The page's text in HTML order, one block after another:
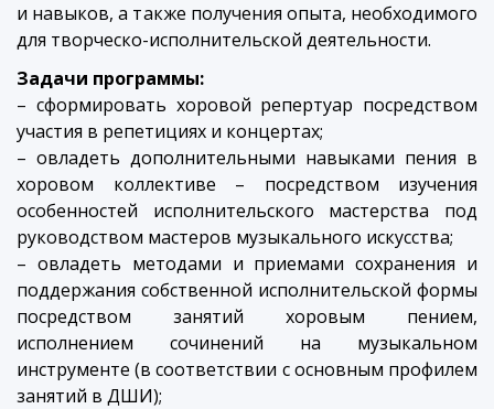
и навыков, а также получения опыта, необходимого
для творческо-исполнительской деятельности.
Задачи программы:
– сформировать хоровой репертуар посредством
участия в репетициях и концертах;
– овладеть дополнительными навыками пения в
хоровом коллективе – посредством изучения
особенностей исполнительского мастерства под
руководством мастеров музыкального искусства;
– овладеть методами и приемами сохранения и
поддержания собственной исполнительской формы
посредством занятий хоровым пением,
исполнением сочинений на музыкальном
инструменте (в соответствии с основным профилем
занятий в ДШИ);